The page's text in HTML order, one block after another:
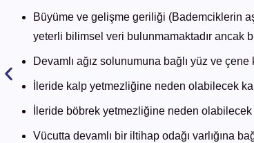
Büyüme ve gelişme geriliği (Bademciklerin
yeterli bilimsel veri bulunmamaktadır ancak
Devamlı ağız solunumuna bağlı yüz ve
İleride kalp yetmezliğine neden olabilecek
İleride böbrek yetmezliğine neden
Vücutta devamlı bir iltihap odağı varlığına